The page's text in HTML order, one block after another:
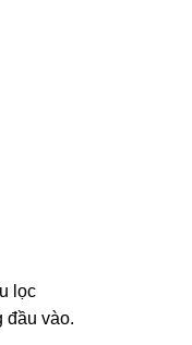
lọc
đầu vào.